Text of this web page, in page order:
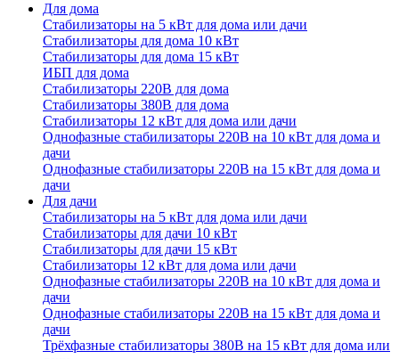
Для дома
Стабилизаторы на 5 кВт для дома или дачи
Стабилизаторы для дома 10 кВт
Стабилизаторы для дома 15 кВт
ИБП для дома
Стабилизаторы 220В для дома
Стабилизаторы 380В для дома
Стабилизаторы 12 кВт для дома или дачи
Однофазные стабилизаторы 220В на 10 кВт для дома и
дачи
Однофазные стабилизаторы 220В на 15 кВт для дома и
дачи
Для дачи
Стабилизаторы на 5 кВт для дома или дачи
Стабилизаторы для дачи 10 кВт
Стабилизаторы для дачи 15 кВт
Стабилизаторы 12 кВт для дома или дачи
Однофазные стабилизаторы 220В на 10 кВт для дома и
дачи
Однофазные стабилизаторы 220В на 15 кВт для дома и
дачи
Трёхфазные стабилизаторы 380В на 15 кВт для дома или